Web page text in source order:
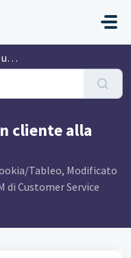
cliente alla
Tableo, Modificato
di Customer Service